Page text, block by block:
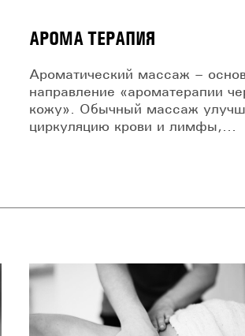
АРОМА ТЕРАПИЯ
Ароматический массаж –
направление «ароматерапии
кожу». Обычный массаж
циркуляцию крови и лимфы,...